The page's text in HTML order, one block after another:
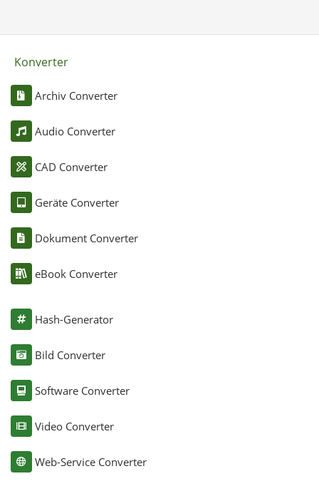
Konverter
Archiv Converter
Audio Converter
CAD Converter
Geräte Converter
Dokument Converter
eBook Converter
Hash-Generator
Bild Converter
Software Converter
Video Converter
Web-Service Converter